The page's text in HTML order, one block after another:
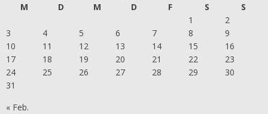
M
D M D F S
S
1
2
3
4 5 6 7 8
9
10
11 12 13 14 15
16
17
18 19 20 21 22
23
24
25 26 27 28 29
30
31
« Feb.